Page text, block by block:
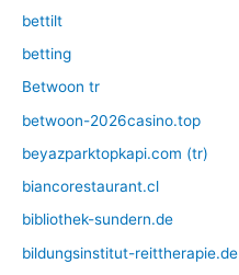
bettilt
betting
Betwoon tr
betwoon-2026casino.top
beyazparktopkapi.com (tr)
biancorestaurant.cl
bibliothek-sundern.de
bildungsinstitut-reittherapie.de